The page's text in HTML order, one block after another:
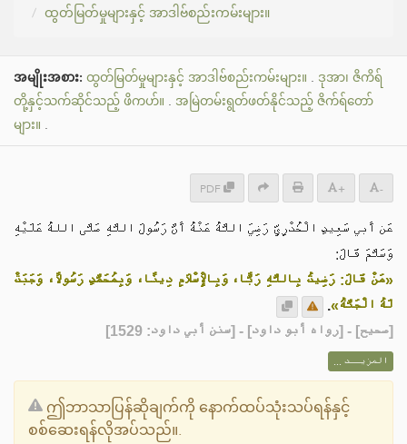
ထွတ်မြတ်မှုများနှင့် အာဒါဗ်စည်းကမ်းများ။
အမျိုးအစား: ထွတ်မြတ်မှုများနှင့် အာဒါဗ်စည်းကမ်းများ။ . ဒုအာ၊ ဇိကိရ်
တို့နှင့်သက်ဆိုင်သည့် ဖိကဟ်။ . အမြဲတမ်းရွတ်ဖတ်နိုင်သည့် ဇိက်ရ်တော်
များ။ .
PDF + -
عَن أَبي سَعِيدٍ الْخُدْرِيِّ رَضِيَ اللَّهُ عَنْهُ أَنَّ رَسُولَ اللَّهِ صَلَّى اللهُ عَلَيْهِ
وَسَلَّمَ قَالَ:
«مَنْ قَالَ: رَضِيتُ بِاللَّهِ رَبًّا، وَبِالْإِسْلَامِ دِينًا، وَبِمُحَمَّدٍ رَسُولًا، وَجَبَتْ
لَهُ الْجَنَّةُ».
[صحيح] - [رواه أبو داود] - [سنن أبي داود: 1529]
المزيــد ...
ဤဘာသာပြန်ဆိုချက်ကို နောက်ထပ်သုံးသပ်ရန်နှင့်
စစ်ဆေးရန်လိုအပ်သည်။.